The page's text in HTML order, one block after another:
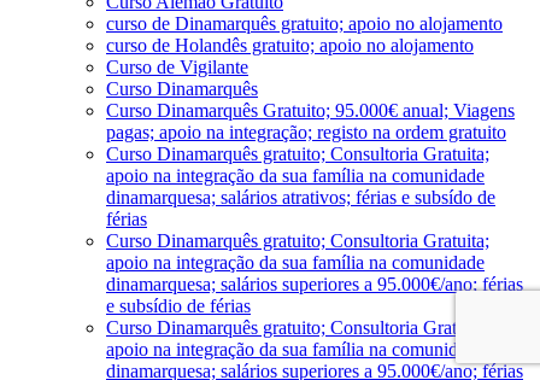
curso de Dinamarquês gratuito; apoio no alojamento
curso de Holandês gratuito; apoio no alojamento
Curso de Vigilante
Curso Dinamarquês
Curso Dinamarquês Gratuito; 95.000€ anual; Viagens
pagas; apoio na integração; registo na ordem gratuito
Curso Dinamarquês gratuito; Consultoria Gratuita;
apoio na integração da sua família na comunidade
dinamarquesa; salários atrativos; férias e subsído de
férias
Curso Dinamarquês gratuito; Consultoria Gratuita;
apoio na integração da sua família na comunidade
dinamarquesa; salários superiores a 95.000€/ano; férias
e subsídio de férias
Curso Dinamarquês gratuito; Consultoria Gratuita;
apoio na integração da sua família na comunidade
dinamarquesa; salários superiores a 95.000€/ano; férias